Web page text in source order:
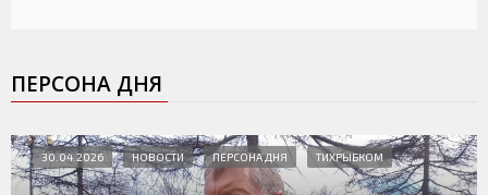
ПЕРСОНА ДНЯ
30.04.2026 НОВОСТИ ПЕРСОНА ДНЯ ТИХРЫБКОМ